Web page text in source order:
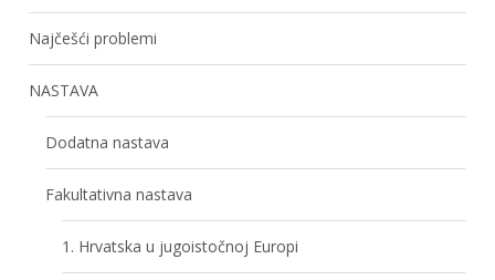
Najčešći problemi
NASTAVA
Dodatna nastava
Fakultativna nastava
1. Hrvatska u jugoistočnoj Europi